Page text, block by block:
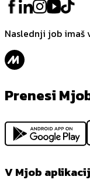
Naslednji job imaš
Prenesi
V Mjob